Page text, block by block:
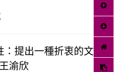
：提出一種折衷的文
渝欣